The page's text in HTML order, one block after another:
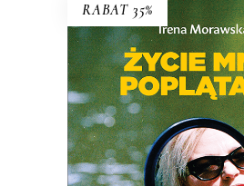
RABAT 35%
Życie mnie poplątało.
Irena Morawska –
legendarnego
Kalabrii od złej pani
współtwórczyni
Jerzym Morawskim)
dokumentalnych